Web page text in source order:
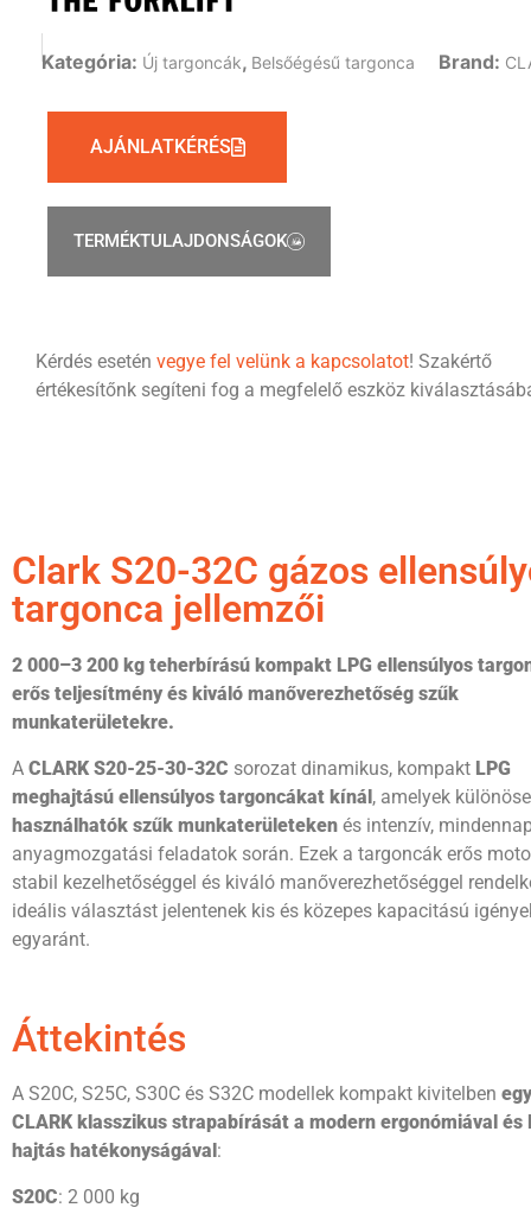
Kategória: Új targoncák, Belsőégésű targonca Brand:
AJÁNLATKÉRÉS
TERMÉKTULAJDONSÁGOK
Kérdés esetén vegye fel velünk a kapcsolatot! Szakértő
értékesítőnk segíteni fog a megfelelő eszköz
Clark S20-32C gázos
targonca jellemzői
2 000–3 200 kg teherbírású kompakt LPG ellensúlyos
erős teljesítmény és kiváló manőverezhetőség szűk
munkaterületekre.
A CLARK S20-25-30-32C sorozat dinamikus, kompakt LPG
meghajtású ellensúlyos targoncákat kínál, amelyek
használhatók szűk munkaterületeken és intenzív,
anyagmozgatási feladatok során. Ezek a targoncák erős
stabil kezelhetőséggel és kiváló manőverezhetőséggel
ideális választást jelentenek kis és közepes kapacitású
egyaránt.
Áttekintés
A S20C, S25C, S30C és S32C modellek kompakt kivitelben
CLARK klasszikus strapabírását a modern ergonómiával és
hajtás hatékonyságával :
S20C: 2 000 kg